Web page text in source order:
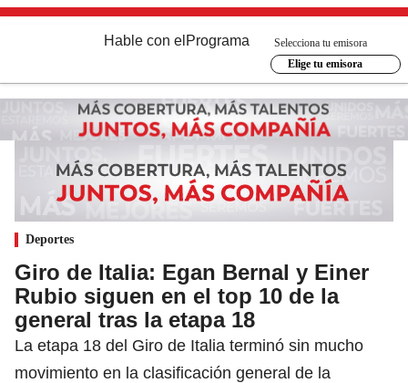
Hable con el Programa
Selecciona tu emisora
Elige tu emisora
Deportes
Giro de Italia: Egan Bernal y Einer
Rubio siguen en el top 10 de la
general tras la etapa 18
La etapa 18 del Giro de Italia terminó sin mucho
movimiento en la clasificación general de la